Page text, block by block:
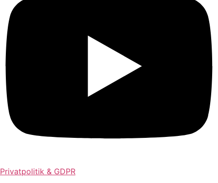
Privatpolitik & GDPR